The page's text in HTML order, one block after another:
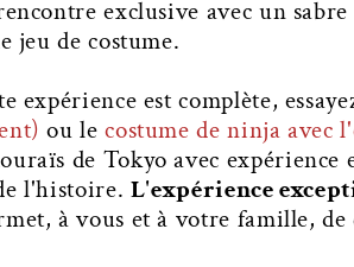
exclusive avec un
jeu de costume.
expérience est complète,
ou lecostume de ninja avec
de Tokyo avec
l'histoire. L'expérience
à vous et à votre famille,